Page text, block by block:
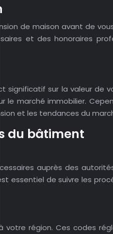
de maison avant de
et des honoraires
sur la valeur de
le marché immobilier.
et les tendances du
du bâtiment
auprès des
essentiel de suivre les
région. Ces codes